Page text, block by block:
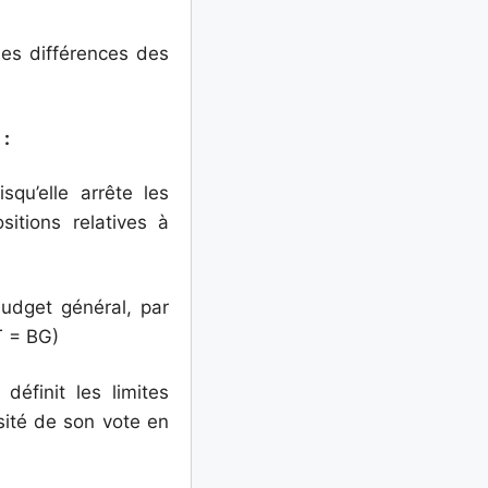
différences des
arrête les
relatives à
général, par
= BG)
les limites
de son vote en